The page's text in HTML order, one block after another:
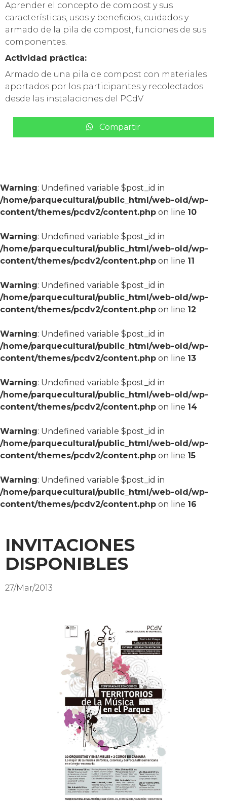
Aprender el concepto de compost y sus
características, usos y beneficios, cuidados y
armado de la pila de compost, funciones de sus
componentes.
Actividad práctica:
Armado de una pila de compost con materiales
aportados por los participantes y recolectados
desde las instalaciones del PCdV
Compartir
Warning: Undefined variable $post_id in
/home/parquecultural/public_html/web-old/wp-
content/themes/pcdv2/content.php on line 10
Warning: Undefined variable $post_id in
/home/parquecultural/public_html/web-old/wp-
content/themes/pcdv2/content.php on line 11
Warning: Undefined variable $post_id in
/home/parquecultural/public_html/web-old/wp-
content/themes/pcdv2/content.php on line 12
Warning: Undefined variable $post_id in
/home/parquecultural/public_html/web-old/wp-
content/themes/pcdv2/content.php on line 13
Warning: Undefined variable $post_id in
/home/parquecultural/public_html/web-old/wp-
content/themes/pcdv2/content.php on line 14
Warning: Undefined variable $post_id in
/home/parquecultural/public_html/web-old/wp-
content/themes/pcdv2/content.php on line 15
Warning: Undefined variable $post_id in
/home/parquecultural/public_html/web-old/wp-
content/themes/pcdv2/content.php on line 16
INVITACIONES
DISPONIBLES
27/Mar/2013